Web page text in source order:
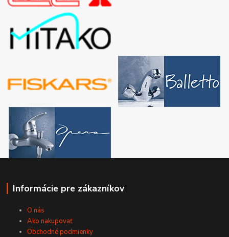
Informácie pre zákazníkov
O nás
Ako nakupovať
Obchodné podmienky